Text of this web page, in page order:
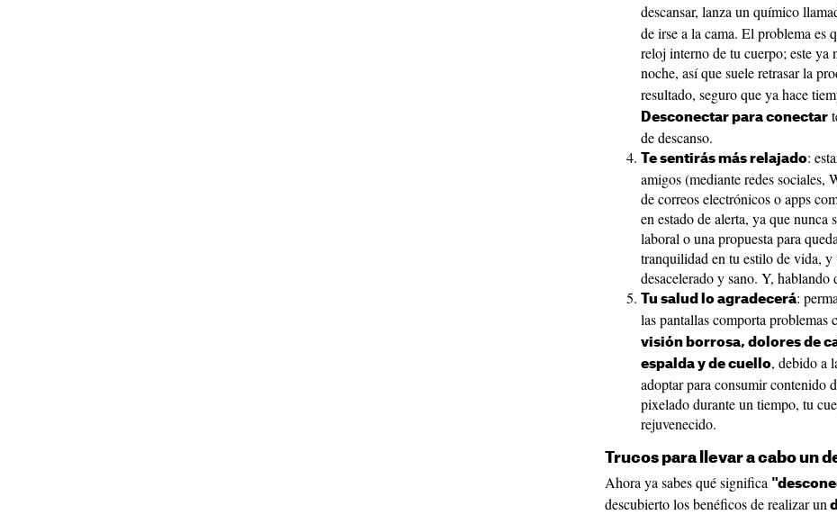
descansar, lanza un químico
de irse a la cama. El problema es
reloj interno de tu cuerpo; este ya
noche, así que suele retrasar la
resultado, seguro que ya hace
Desconectar para conectar
de descanso.
Te sentirás más relajado:
amigos (mediante redes sociales,
de correos electrónicos o apps
en estado de alerta, ya que nunca
laboral o una propuesta para
tranquilidad en tu estilo de vida, y
desacelerado y sano. Y, hablando
Tu salud lo agradecerá:
las pantallas comporta problemas
visión borrosa, dolores de
espalda y de cuello, debido a
adoptar para consumir contenido
pixelado durante un tiempo, tu
rejuvenecido.
Trucos para llevar a cabo un
Ahora ya sabes qué significa
descubierto los benéficos de realizar un